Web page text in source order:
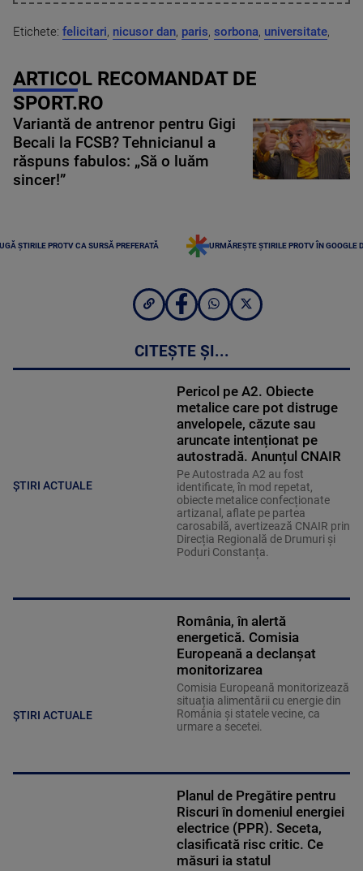
Etichete: felicitari, nicusor dan, paris, sorbona, universitate,
ARTICOL RECOMANDAT DE
SPORT.RO
Variantă de antrenor pentru Gigi
Becali la FCSB? Tehnicianul a
răspuns fabulos: „Să o luăm
sincer!”
ȘTIRILE PROTV CA SURSĂ PREFERATĂ URMĂREȘTE ȘTIRILE PROTV ÎN GOOGLE
CITEȘTE ȘI...
ȘTIRI ACTUALE
Pericol pe A2. Obiecte
metalice care pot distruge
anvelopele, căzute sau
aruncate intenționat pe
autostradă. Anunțul CNAIR
Pe Autostrada A2 au fost
identificate, în mod repetat,
obiecte metalice confecționate
artizanal, aflate pe partea
carosabilă, avertizează CNAIR prin
Direcția Regională de Drumuri și
Poduri Constanța.
ȘTIRI ACTUALE
România, în alertă
energetică. Comisia
Europeană a declanșat
monitorizarea
Comisia Europeană monitorizează
situația alimentării cu energie din
România și statele vecine, ca
urmare a secetei.
Planul de Pregătire pentru
Riscuri în domeniul energiei
electrice (PPR). Seceta,
clasificată risc critic. Ce
măsuri ia statul